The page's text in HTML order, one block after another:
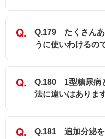
Q.179 たくさんあ
うに使いわけるの
Q.180 1型糖尿病
法に違いはありま
Q.181 追加分泌を